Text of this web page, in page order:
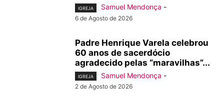
IGREJA Samuel Mendonça -
6 de Agosto de 2026
Padre Henrique Varela celebrou
60 anos de sacerdócio
agradecido pelas “maravilhas”...
IGREJA Samuel Mendonça -
2 de Agosto de 2026